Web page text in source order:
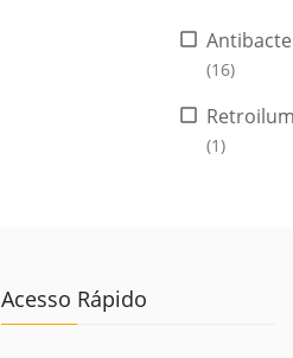
(16)
(1)
Acesso Rápido